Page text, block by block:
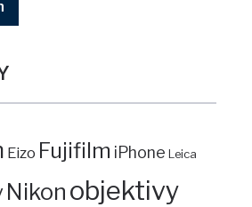
Eizo Fujifilm iPhone Leica
Nikon objektivy